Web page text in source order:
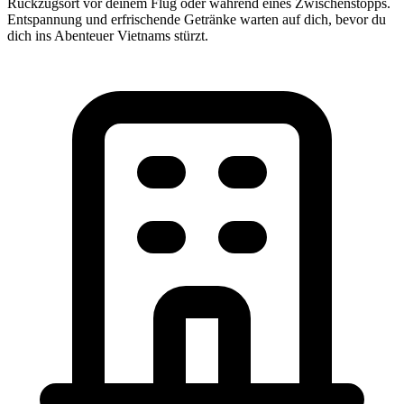
Entspannung und erfrischende Getränke warten auf dich, bevor du
dich ins Abenteuer Vietnams stürzt.